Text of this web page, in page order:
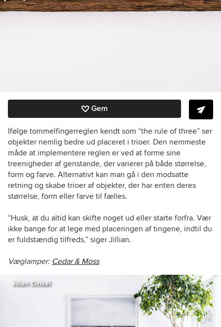
Gem
Ifølge tommelfingerreglen kendt som “the rule of three” ser
objekter nemlig bedre ud placeret i trioer. Den nemmeste
måde at implementere reglen er ved at forme sine
treenigheder af genstande, der varierer på både størrelse,
form og farve. Alternativt kan man gå i den modsatte
retning og skabe trioer af objekter, der har enten deres
størrelse, form eller farve til fælles.
“Husk, at du altid kan skifte noget ud eller starte forfra. Vær
ikke bange for at lege med placeringen af tingene, indtil du
er fuldstændig tilfreds,” siger Jillian.
Væglamper: Cedar & Moss
Jillian Dinkel